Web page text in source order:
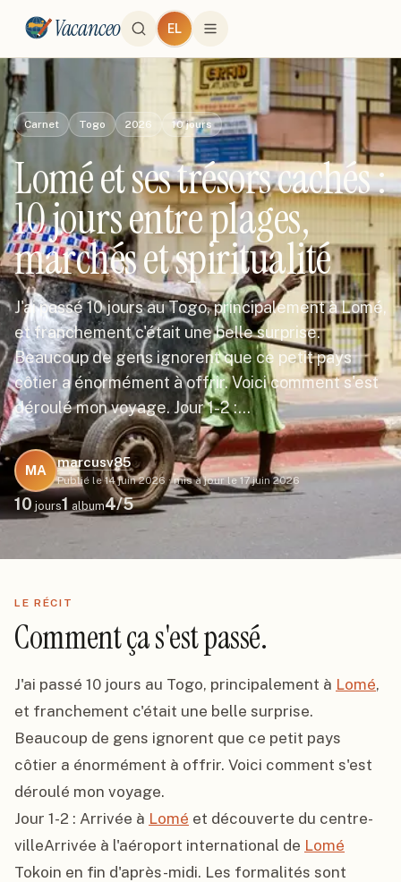
Vacanceo EL
Carnet Togo 2026 10jours
Lomé et ses trésors cachés :
10 jours entre plages,
marchés et spiritualité
J'ai passé 10 jours au Togo, principalement à Lomé,
et franchement c'était une belle surprise.
Beaucoup de gens ignorent que ce petit pays
côtier a énormément à offrir. Voici comment s'est
déroulé mon voyage. Jour 1-2 :…
MA
marcusv85
Publié le 14 juin 2026·mis à jour le 17 juin 2026
10 jours1 album4/5
LE RÉCIT
Comment ça s'est passé.
J'ai passé 10 jours au Togo, principalement à Lomé,
et franchement c'était une belle surprise.
Beaucoup de gens ignorent que ce petit pays
côtier a énormément à offrir. Voici comment s'est
déroulé mon voyage.
Jour 1-2 : Arrivée à Lomé et découverte du centre-
villeArrivée à l'aéroport international de Lomé
Tokoin en fin d'après-midi. Les formalités sont